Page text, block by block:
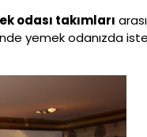
odası takımları
yemek odanızda